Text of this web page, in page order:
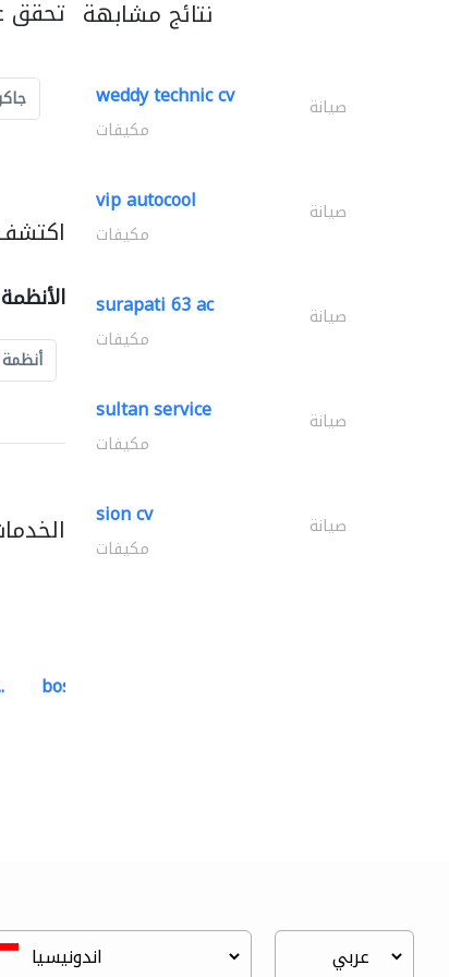
تحقق
bosch security systems..
نتائج مشابهة
weddy technic cv صيانة
مكيفات
vip autocool صيانة
مكيفات
surapati 63 ac صيانة
مكيفات
sultan service صيانة
مكيفات
sion cv صيانة
مكيفات